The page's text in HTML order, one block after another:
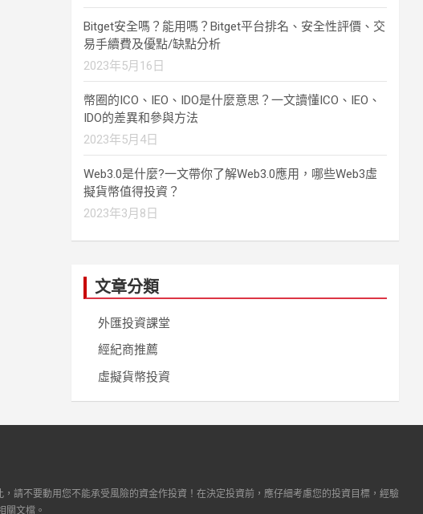
Bitget安全嗎？能用嗎？Bitget平台排名、安全性評價、交
易手續費及優點/缺點分析
2023年5月16日
幣圈的ICO、IEO、IDO是什麼意思？一文讀懂ICO、IEO、
IDO的差異和參與方法
2023年5月4日
Web3.0是什麼?一文帶你了解Web3.0應用，哪些Web3虛
擬貨幣值得投資？
2023年3月8日
文章分類
外匯投資課堂
經紀商推薦
虛擬貨幣投資
請不要動用您不能承受風險的資金作投資！在決定投資前，應仔細考慮您的投資目標，經驗
關文檔。